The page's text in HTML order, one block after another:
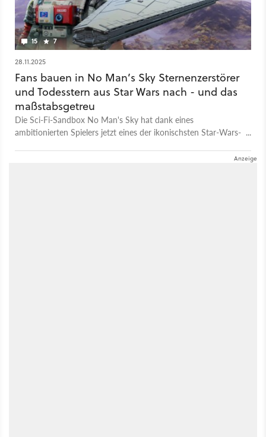
15 7
28.11.2025
Fans bauen in No Man’s Sky Sternenzerstörer
und Todesstern aus Star Wars nach - und das
maßstabsgetreu
Die Sci-Fi-Sandbox No Man's Sky hat dank eines
ambitionierten Spielers jetzt eines der ikonischsten Star-Wars-